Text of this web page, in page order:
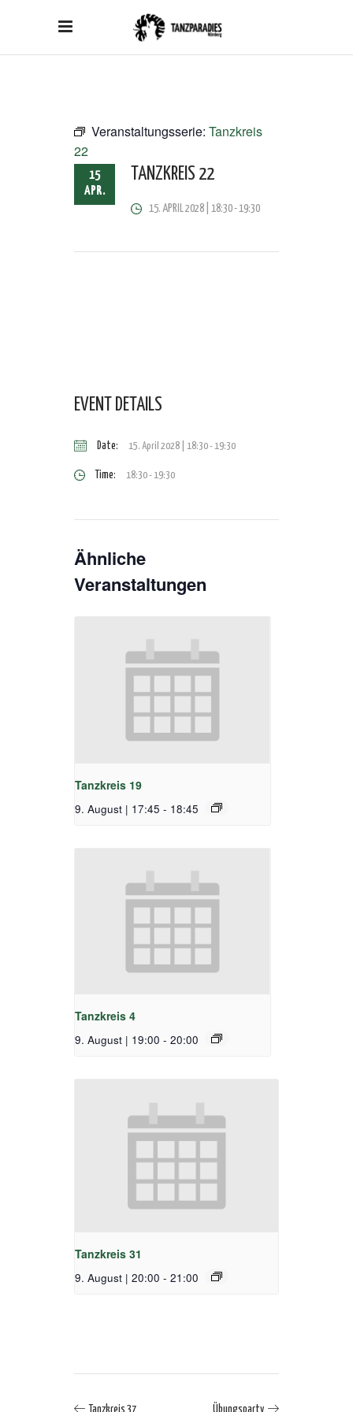
Veranstaltungsserie: Tanzkreis
22
15
APR.
TANZKREIS 22
15. APRIL 2028 | 18:30-19:30
EVENT DETAILS
Date: 15. April 2028 | 18:30-19:30
Time: 18:30 - 19:30
Ähnliche
Veranstaltungen
Tanzkreis 19
9. August | 17:45 - 18:45
Tanzkreis 4
9. August | 19:00 - 20:00
Tanzkreis 31
9. August | 20:00 - 21:00
Tanzkreis 37 Übungsparty